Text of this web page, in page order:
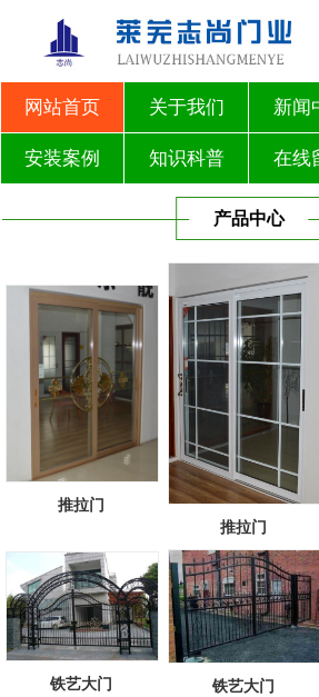
网站首页 关于我们 新闻
安装案例 知识科普 在线
产品中心
推拉门
推拉门
铁艺大门 铁艺大门